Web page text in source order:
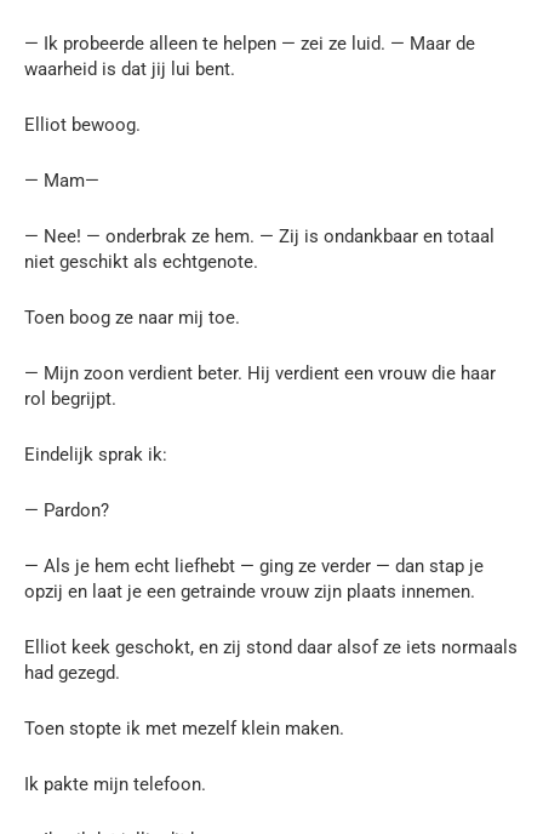
— Ik probeerde alleen te helpen — zei ze luid. — Maar de
waarheid is dat jij lui bent.
Elliot bewoog.
— Mam—
— Nee! — onderbrak ze hem. — Zij is ondankbaar en totaal
niet geschikt als echtgenote.
Toen boog ze naar mij toe.
— Mijn zoon verdient beter. Hij verdient een vrouw die haar
rol begrijpt.
Eindelijk sprak ik:
— Pardon?
— Als je hem echt liefhebt — ging ze verder — dan stap je
opzij en laat je een getrainde vrouw zijn plaats innemen.
Elliot keek geschokt, en zij stond daar alsof ze iets normaals
had gezegd.
Toen stopte ik met mezelf klein maken.
Ik pakte mijn telefoon.